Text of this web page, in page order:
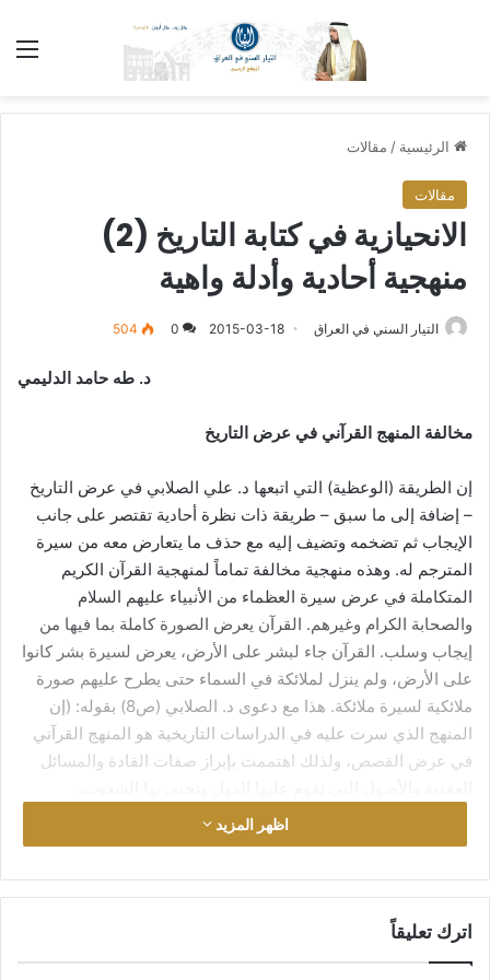
الرئيسية / مقالات
مقالات
الانحيازية في كتابة التاريخ (2)
منهجية أحادية وأدلة واهية
التيار السني في العراق 2015-03-18
0
504
د. طه حامد الدليمي
مخالفة المنهج القرآني في عرض التاريخ
إن الطريقة (الوعظية) التي اتبعها د. علي الصلابي في عرض التاريخ
– إضافة إلى ما سبق – طريقة ذات نظرة أحادية تقتصر على جانب
الإيجاب ثم تضخمه وتضيف إليه مع حذف ما يتعارض معه من سيرة
المترجم له. وهذه منهجية مخالفة تماماً لمنهجية القرآن الكريم
المتكاملة في عرض سيرة العظماء من الأنبياء عليهم السلام
والصحابة الكرام وغيرهم. القرآن يعرض الصورة كاملة بما فيها من
إيجاب وسلب. القرآن جاء لبشر على الأرض، يعرض لسيرة بشر كانوا
على الأرض، ولم ينزل لملائكة في السماء حتى يطرح عليهم صورة
ملائكية لسيرة ملائكة. هذا مع دعوى د. الصلابي (ص8) بقوله: (إن
المنهج الذي سرت عليه في الدراسات التاريخية هو المنهج القرآني
في عرض القصص، ولذلك اهتممت بإبراز صفات القادة والمسائل
داود u. لكنه اجتزأ المنهج القرآني في ذكره لسير الأنبياء، فلم يعرض
الكريم. والعجيب أنه احتج بما هو حجة عليه في اختلال منهجيته
اظهر المزيد
اترك تعليقاً